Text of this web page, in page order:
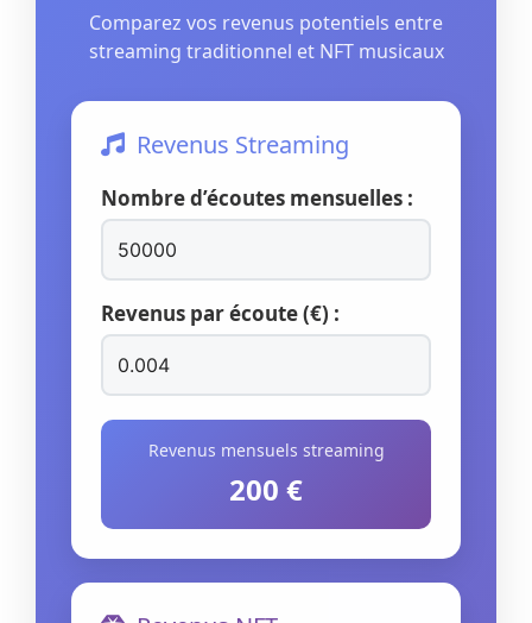
Comparez vos revenus potentiels entre
streaming traditionnel et NFT musicaux
Revenus Streaming
Nombre d’écoutes mensuelles :
Revenus par écoute (€) :
Revenus mensuels streaming
200 €